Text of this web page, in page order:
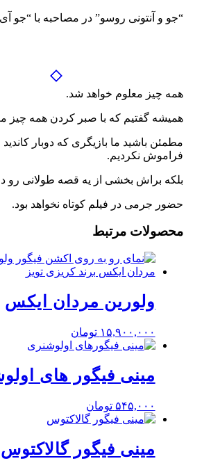
“جو و آنتونی روسو” در مصاحبه با “جو آی
همه چیز معلوم خواهد شد.
همیشه گفتیم که با صبر کردن همه چیز
مطمئن باشید ما بازیگری که دوبار
فراموش نکردیم.
بلکه براش بخشی از یه قصه طولانی رو
حضور جرمی در فیلم کوتاه نخواهد بود.
محصولات مرتبط
ولورین مردان ایکس
۱۵,۹۰۰,۰۰۰ تومان
مینی فیگور های
۵۴۵,۰۰۰ تومان
مینی فیگور گالاکتوس